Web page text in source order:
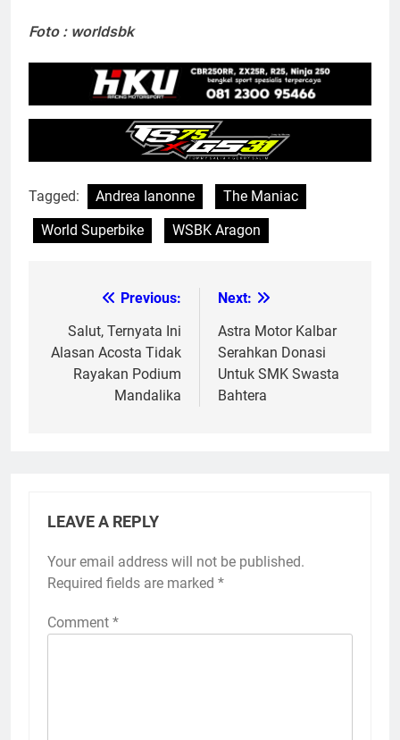
Foto : worldsbk
Tagged: Andrea Ianonne
The Maniac
World Superbike
WSBK Aragon
navigation
Previous:
Salut, Ternyata Ini
Alasan Acosta Tidak
Rayakan Podium
Mandalika
Next:
Astra Motor Kalbar
Serahkan Donasi
Untuk SMK Swasta
Bahtera
LEAVE A REPLY
Your email address will not be published.
Required fields are marked *
Comment *